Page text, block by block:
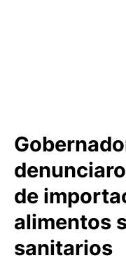
de
alimentos
sanitarios